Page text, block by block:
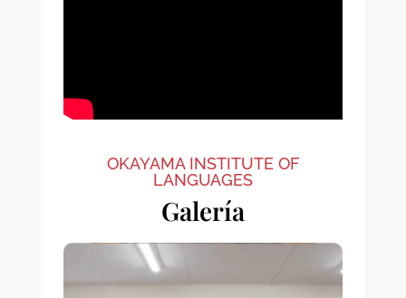
OKAYAMA INSTITUTE OF
LANGUAGES
Galería